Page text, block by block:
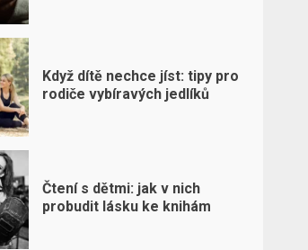
Když dítě nechce jíst: tipy pro
rodiče vybíravých jedlíků
Čtení s dětmi: jak v nich
probudit lásku ke knihám